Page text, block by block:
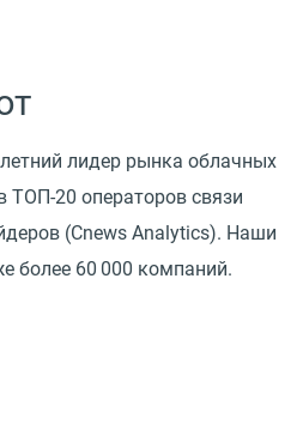
лидер рынка облачных
ТОП-20 операторов связи
(Cnews Analytics). Наши
более 60 000 компаний.